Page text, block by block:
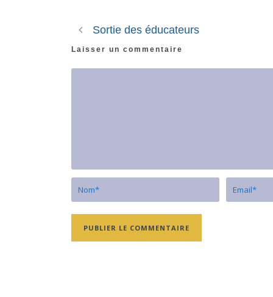
Sortie des éducateurs
Laisser un commentaire